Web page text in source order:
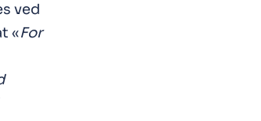
ved
«For